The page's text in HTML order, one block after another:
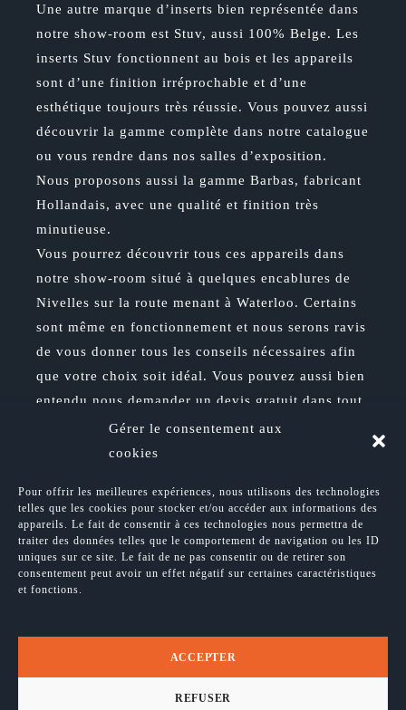
Gérer le consentement aux
cookies
Pour offrir les meilleures expériences, nous utilisons des technologies
telles que les cookies pour stocker et/ou accéder aux informations des
appareils. Le fait de consentir à ces technologies nous permettra de
traiter des données telles que le comportement de navigation ou les ID
uniques sur ce site. Le fait de ne pas consentir ou de retirer son
consentement peut avoir un effet négatif sur certaines caractéristiques
et fonctions.
ACCEPTER
REFUSER
Une autre marque d’inserts bien représentée dans
notre show-room est Stuv, aussi 100% Belge. Les
inserts Stuv fonctionnent au bois et les appareils
sont d’une finition irréprochable et d’une
esthétique toujours très réussie. Vous pouvez aussi
découvrir la gamme complète dans notre catalogue
ou vous rendre dans nos salles d’exposition.
Nous proposons aussi la gamme Barbas, fabricant
Hollandais, avec une qualité et finition très
minutieuse.
Vous pourrez découvrir tous ces appareils dans
notre show-room situé à quelques encablures de
Nivelles sur la route menant à Waterloo. Certains
sont même en fonctionnement et nous serons ravis
de vous donner tous les conseils nécessaires afin
que votre choix soit idéal. Vous pouvez aussi bien
entendu nous demander un devis gratuit dans tout
le Hainaut, le Brabant Wallon et dans le sud de
Bruxelles. Nous assurons les installations et le